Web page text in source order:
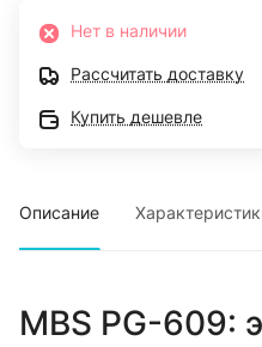
Нет в наличии
Рассчитать доставку
Купить дешевле
Описание
MBS PG-609: